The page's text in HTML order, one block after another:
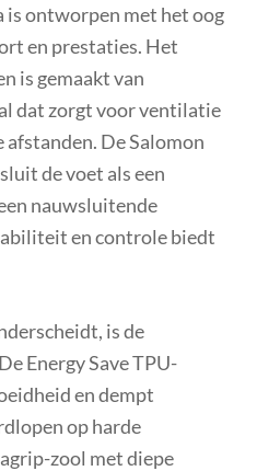
is ontworpen met het oog
en prestaties. Het
is gemaakt van
dat zorgt voor ventilatie
De Salomon
de voet als een
nauwsluitende
en controle biedt
is de
Energy Save TPU-
en dempt
op harde
zool met diepe